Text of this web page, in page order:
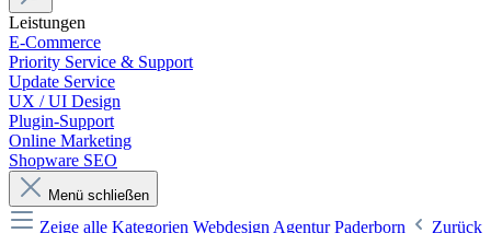
Leistungen
E-Commerce
Priority Service & Support
Update Service
UX / UI Design
Plugin-Support
Online Marketing
Shopware SEO
Menü schließen
Zeige alle Kategorien Webdesign Agentur Paderborn
Zurück